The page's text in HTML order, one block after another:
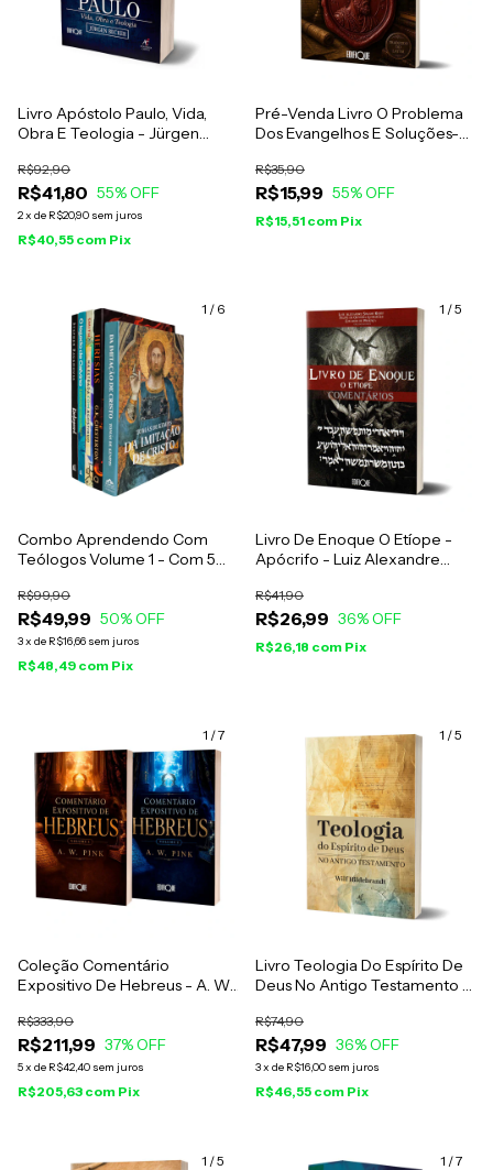
Livro Apóstolo Paulo, Vida,
Obra E Teologia - Jürgen
R$41,80
R$92,90
55% OFF
2x de R$20,90 sem juros
R$40,55 com Pix
Pré-Venda Livro O Problema
Dos Evangelhos E Soluções-
R$15,99
R$35,90
55% OFF
R$15,51 com Pix
1 / 6
Combo Aprendendo Com
Teólogos Volume 1 - Com 5
R$49,99
R$99,90
50% OFF
3x de R$16,66 sem juros
R$48,49 com Pix
1 /5
Livro De Enoque O Etíope -
Apócrifo - Luiz Alexandre
R$26,99
R$41,90
36% OFF
R$26,18 com Pix
1 /7
Coleção Comentário
Expositivo De Hebreus - A. W.
R$211,99
R$333,90
37% OFF
5x de R$42,40 sem juros
R$205,63 com Pix
1 /5
Livro Teologia Do Espírito De
Deus No Antigo Testamento -
R$47,99
R$74,90
36% OFF
3x de R$16,00 sem juros
R$46,55 com Pix
1 /5 1 /7